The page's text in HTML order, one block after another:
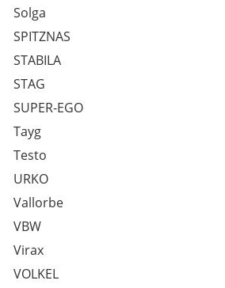
Solga
SPITZNAS
STABILA
STAG
SUPER-EGO
Tayg
Testo
URKO
Vallorbe
VBW
Virax
VOLKEL